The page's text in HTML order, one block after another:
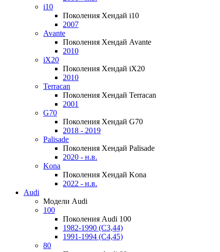
i10
Поколения Хендай i10
2007
Avante
Поколения Хендай Avante
2010
iX20
Поколения Хендай iX20
2010
Terracan
Поколения Хендай Terracan
2001
G70
Поколения Хендай G70
2018 - 2019
Palisade
Поколения Хендай Palisade
2020 - н.в.
Kona
Поколения Хендай Kona
2022 - н.в.
Audi
Модели Audi
100
Поколения Audi 100
1982-1990 (С3,44)
1991-1994 (С4,45)
80